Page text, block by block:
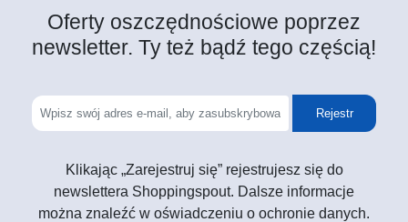
Oferty oszczędnościowe poprzez
newsletter. Ty też bądź tego częścią!
Rejestr
Klikając „Zarejestruj się” rejestrujesz się do
newslettera Shoppingspout. Dalsze informacje
można znaleźć w oświadczeniu o ochronie danych.